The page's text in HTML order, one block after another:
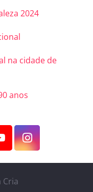
2024
na cidade de
anos
Cria